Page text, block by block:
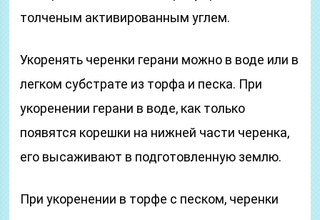
толченым активированным углем.
Укоренять черенки герани можно в воде или в
легком субстрате из торфа и песка. При
укоренении герани в воде, как только
появятся корешки на нижней части черенка,
его высаживают в подготовленную землю.
При укоренении в торфе с песком, черенки